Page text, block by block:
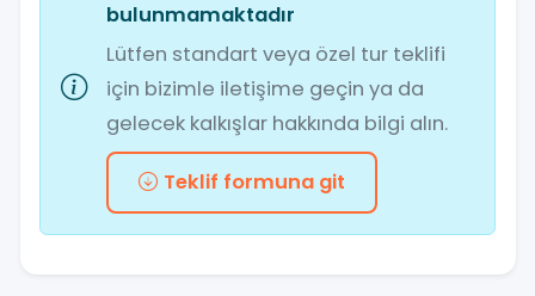
bulunmamaktadır
Lütfen standart veya özel tur teklifi
için bizimle iletişime geçin ya da
gelecek kalkışlar hakkında bilgi alın.
Teklif formuna git